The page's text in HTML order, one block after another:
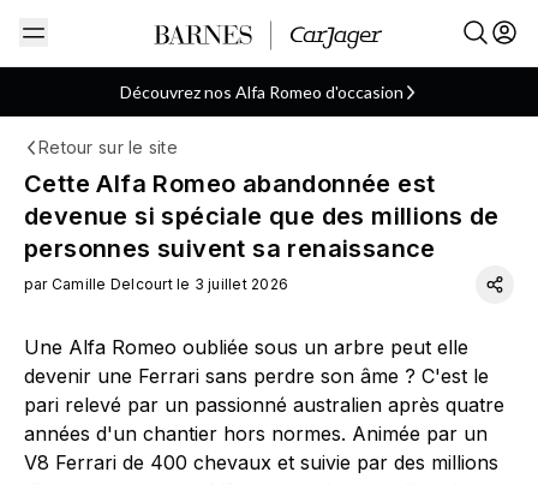
Découvrez nos Alfa Romeo d'occasion
ARTICLE
Retour sur le site
Cette Alfa Romeo abandonnée est
devenue si spéciale que des millions de
personnes suivent sa renaissance
par Camille Delcourt le 3 juillet 2026
Une Alfa Romeo oubliée sous un arbre peut elle
devenir une Ferrari sans perdre son âme ? C'est le
pari relevé par un passionné australien après quatre
années d'un chantier hors normes. Animée par un
V8 Ferrari de 400 chevaux et suivie par des millions